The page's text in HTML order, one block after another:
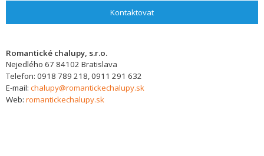
Kontaktovat
Romantické chalupy, s.r.o.
Nejedlého 67 84102 Bratislava
Telefon: 0918 789 218, 0911 291 632
E-mail: chalupy@romantickechalupy.sk
Web: romantickechalupy.sk